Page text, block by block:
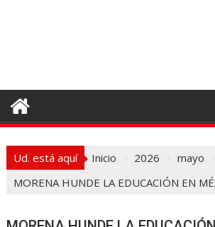
o
t
Ud. está aquí Inicio 2026 mayo
MORENA HUNDE LA EDUCACIÓN EN